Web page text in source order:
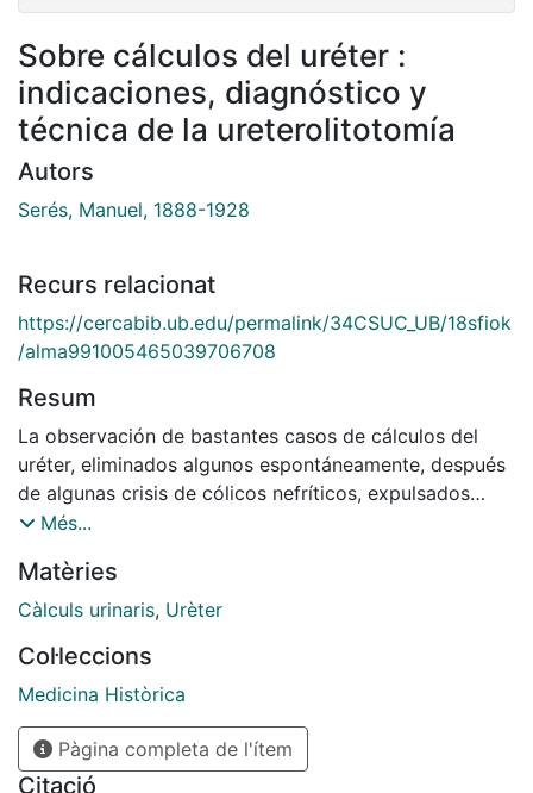
Sobre cálculos del uréter :
indicaciones, diagnóstico y
técnica de la ureterolitotomía
Autors
Serés, Manuel, 1888-1928
Recurs relacionat
https://cercabib.ub.edu/permalink/34CSUC_UB/18sfiok
/alma991005465039706708
Resum
La observación de bastantes casos de cálculos del
uréter, eliminados algunos espontáneamente, después
de algunas crisis de cólicos nefríticos, expulsados
otros por medio de maniobras cistoscópicas, y
operatorios, dos de ellos por ureterolitotomía ilíaca,
me ha inducido a ocuparme en este artículo del
del uréter.
En otro artículo me ocuparé de los procedimientos
modernos que, por medio de la cistoscopia, pueden
utilizarse para extraer algunos cálculos de la
extremidad inferior del uréter, sin acudir a las
Més...
Matèries
Càlculs urinaris, Urèter
Col·leccions
Medicina Històrica
Pàgina completa de l'ítem
Citació